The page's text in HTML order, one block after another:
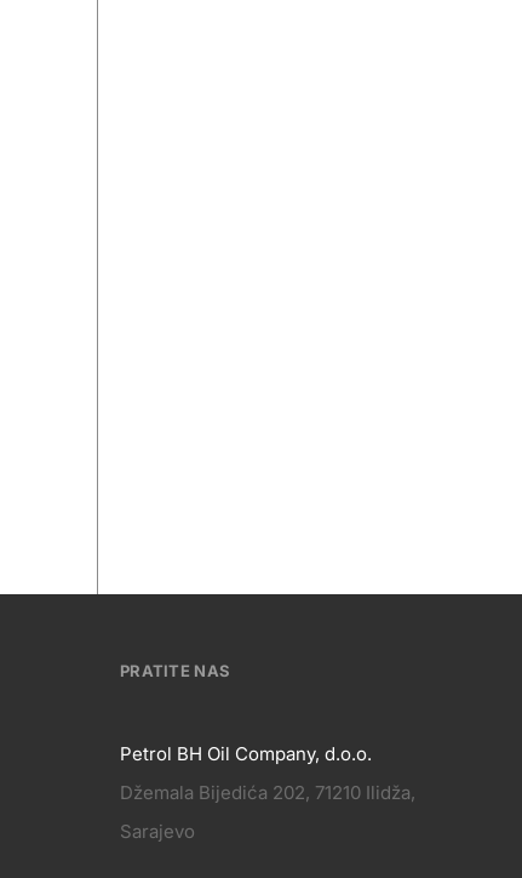
PRATITE NAS
PRATITE
Petrol BH Oil Company, d.o.o.
Džemala Bijedića 202, 71210 Ilidža,
Sarajevo